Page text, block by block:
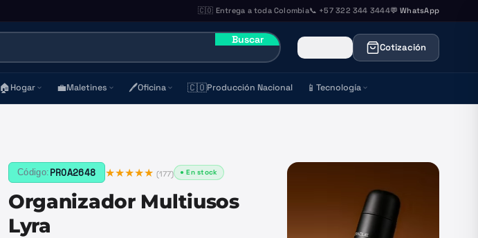
🇨🇴 Entrega a toda Colombia📞 +57 322 344 3444💬 WhatsApp
Buscar
Cotización
🏠Hogar 💼Maletines 🖊️Oficina 🇨🇴Producción Nacional 📱 Tecnología
Código: PROA2648 ★★★★★ (177) ● En stock
Organizador Multiusos
Lyra